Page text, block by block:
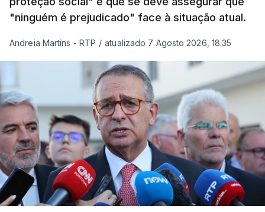
"ninguém é prejudicado" face à situação atual.
Andreia Martins - RTP / atualizado 7 Agosto 2026, 18:35